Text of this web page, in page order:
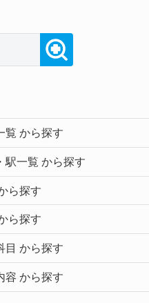
覧 から探す
駅一覧 から探す
ら探す
ら探す
目 から探す
容 から探す